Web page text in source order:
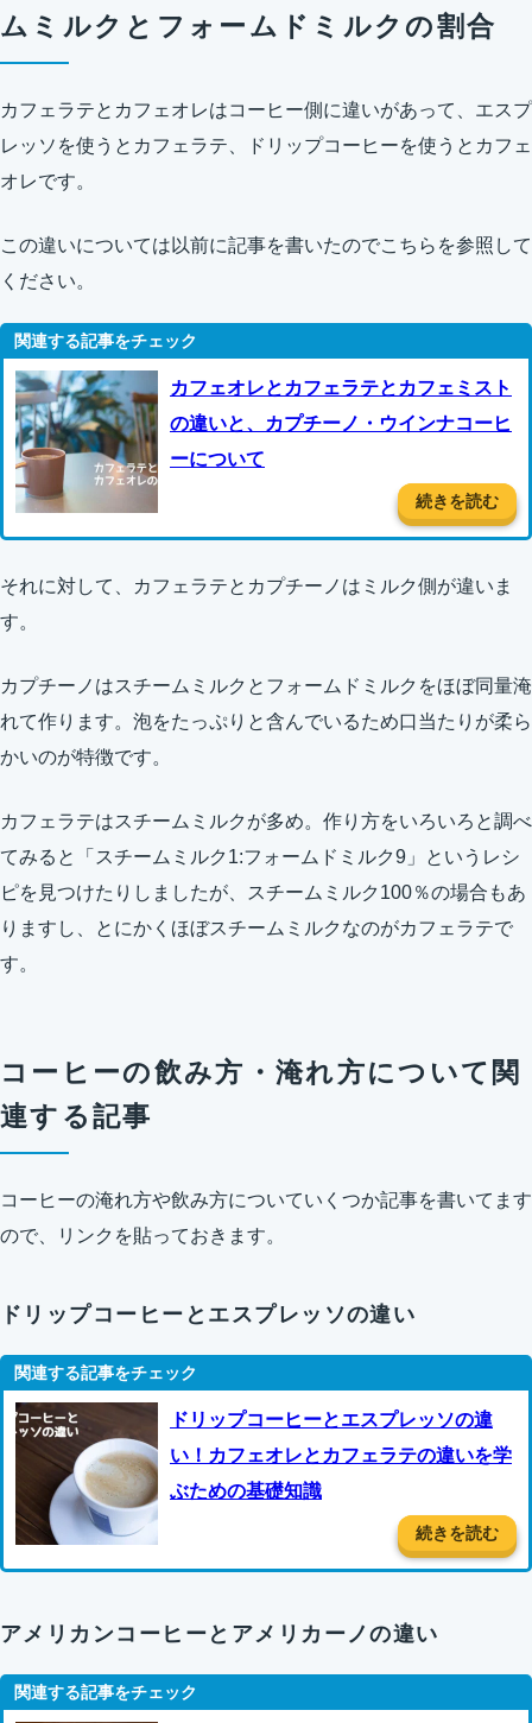
ムミルクとフォームドミルクの割合
カフェラテとカフェオレはコーヒー側に違いがあって、エスプ
レッソを使うとカフェラテ、ドリップコーヒーを使うとカフェ
オレです。
この違いについては以前に記事を書いたのでこちらを参照して
ください。
カフェオレとカフェラテとカフェミスト
の違いと、カプチーノ・ウインナコーヒ
ーについて
続きを読む
それに対して、カフェラテとカプチーノはミルク側が違いま
す。
カプチーノはスチームミルクとフォームドミルクをほぼ同量淹
れて作ります。泡をたっぷりと含んでいるため口当たりが柔ら
かいのが特徴です。
カフェラテはスチームミルクが多め。作り方をいろいろと調べ
てみると「スチームミルク1:フォームドミルク9」というレシ
ピを見つけたりしましたが、スチームミルク100％の場合もあ
りますし、とにかくほぼスチームミルクなのがカフェラテで
す。
コーヒーの飲み方・淹れ方について関
連する記事
コーヒーの淹れ方や飲み方についていくつか記事を書いてます
ので、リンクを貼っておきます。
ドリップコーヒーとエスプレッソの違い
ドリップコーヒーとエスプレッソの違
い！カフェオレとカフェラテの違いを学
ぶための基礎知識
続きを読む
アメリカンコーヒーとアメリカーノの違い